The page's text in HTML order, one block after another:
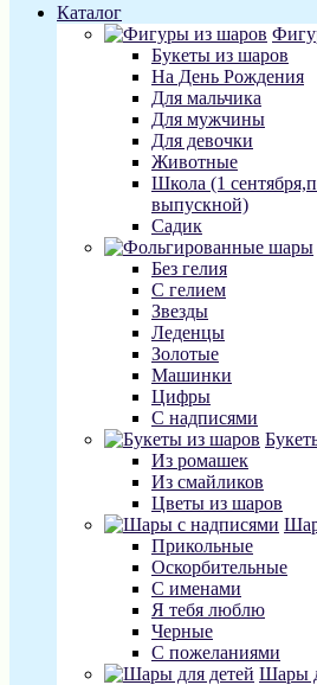
Каталог
Букеты из шаров
На День Рождения
Для мальчика
Для мужчины
Для девочки
Животные
Школа (1
выпускной)
Садик
Без гелия
С гелием
Звезды
Леденцы
Золотые
Машинки
Цифры
С надписями
Из ромашек
Из смайликов
Цветы из шаров
Прикольные
Оскорбительные
С именами
Я тебя люблю
Черные
С пожеланиями
Шары